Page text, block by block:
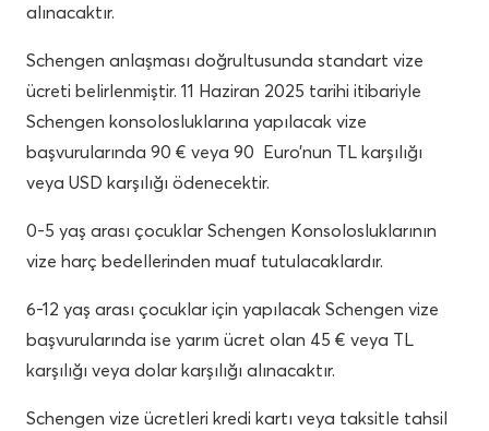
alınacaktır.
Schengen anlaşması doğrultusunda standart vize
ücreti belirlenmiştir. 11 Haziran 2025 tarihi itibariyle
Schengen konsolosluklarına yapılacak vize
başvurularında 90 € veya 90 Euro’nun TL karşılığı
veya USD karşılığı ödenecektir.
0-5 yaş arası çocuklar Schengen Konsolosluklarının
vize harç bedellerinden muaf tutulacaklardır.
6-12 yaş arası çocuklar için yapılacak Schengen vize
başvurularında ise yarım ücret olan 45 € veya TL
karşılığı veya dolar karşılığı alınacaktır.
Schengen vize ücretleri kredi kartı veya taksitle tahsil